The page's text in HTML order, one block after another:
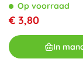
Op voorraad
€ 3,80
In